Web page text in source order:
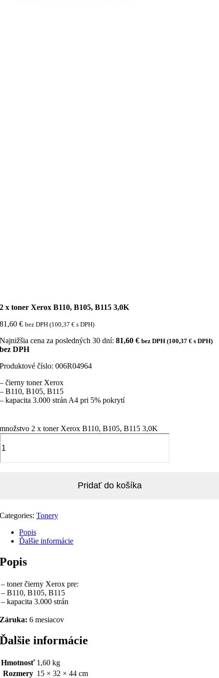
2 x toner Xerox B110, B105, B115 3,0K
81,60€ bez DPH (100,37€ s DPH)
Najnižšia cena za posledných 30 dní:81,60€ bez DPH (100,37€ s DPH)
bez DPH
Produktové číslo:006R04964
– čierny toner Xerox
– B110, B105, B115
– kapacita 3.000 strán A4 pri 5% pokrytí
množstvo 2 x toner Xerox B110, B105, B115 3,0K
Pridať do košíka
Categories:Tonery
Popis
Ďalšie informácie
Popis
– toner čierny Xerox pre:
– B110, B105, B115
– kapacita 3.000 strán
Záruka: 6 mesiacov
Ďalšie informácie
Hmotnosť 1,60 kg
Rozmery 15 × 32 × 44 cm